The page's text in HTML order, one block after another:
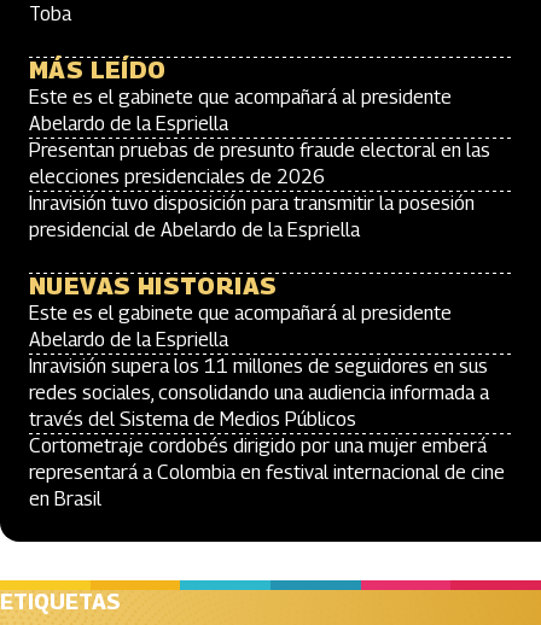
Toba
MÁS LEÍDO
Este es el gabinete que acompañará al presidente
Abelardo de la Espriella
Presentan pruebas de presunto fraude electoral en las
elecciones presidenciales de 2026
Inravisión tuvo disposición para transmitir la posesión
presidencial de Abelardo de la Espriella
NUEVAS HISTORIAS
Este es el gabinete que acompañará al presidente
Abelardo de la Espriella
Inravisión supera los 11 millones de seguidores en sus
redes sociales, consolidando una audiencia informada a
través del Sistema de Medios Públicos
Cortometraje cordobés dirigido por una mujer emberá
representará a Colombia en festival internacional de cine
en Brasil
ETIQUETAS